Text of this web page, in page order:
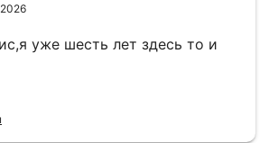
уже шесть лет здесь то и